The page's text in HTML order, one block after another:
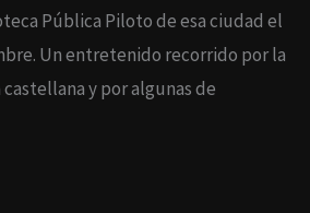
Pública Piloto de esa ciudad el
Un entretenido recorrido por la
y por algunas de